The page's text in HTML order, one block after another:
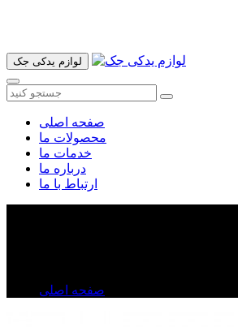
لوازم یدکی جک
صفحه اصلی
محصولات ما
خدمات ما
درباره ما
ارتباط با ما
صفحه اصلی